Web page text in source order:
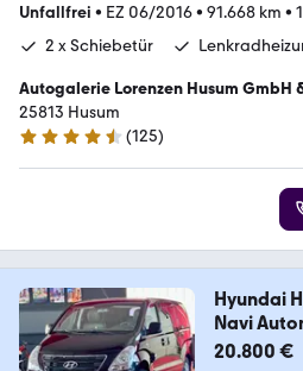
Unfallfrei • EZ 06/2016• 91.668 km •
2 x Schiebetür
Autogalerie Lorenzen Husum GmbH
25813 Husum
4.3 Sterne
(125)
Hyundai
Navi
20.800 €